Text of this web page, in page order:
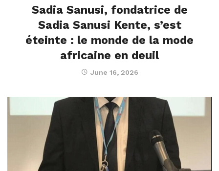
Sadia Sanusi, fondatrice de
Sadia Sanusi Kente, s’est
éteinte : le monde de la mode
africaine en deuil
June 16, 2026